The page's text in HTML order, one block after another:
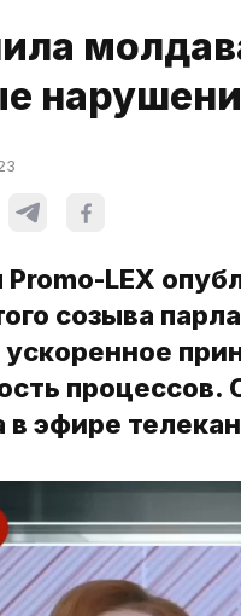
LEX
созыва
в эфире